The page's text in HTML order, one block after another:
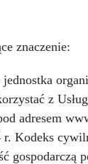
znaczenie:
z
adresem
r. Kodeks
gospodarczą